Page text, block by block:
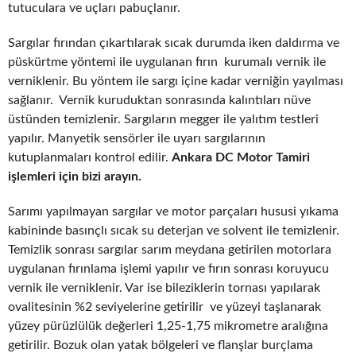
tutuculara ve uçları pabuçlanır.
Sargılar fırından çıkartılarak sıcak durumda iken daldırma ve
püskürtme yöntemi ile uygulanan fırın kurumalı vernik ile
verniklenir. Bu yöntem ile sargı içine kadar verniğin yayılması
sağlanır. Vernik kuruduktan sonrasında kalıntıları nüve
üstünden temizlenir. Sargıların megger ile yalıtım testleri
yapılır. Manyetik sensörler ile uyarı sargılarının
kutuplanmaları kontrol edilir. Ankara DC Motor Tamiri
işlemleri için bizi arayın.
Sarımı yapılmayan sargılar ve motor parçaları hususi yıkama
kabininde basınçlı sıcak su deterjan ve solvent ile temizlenir.
Temizlik sonrası sargılar sarım meydana getirilen motorlara
uygulanan fırınlama işlemi yapılır ve fırın sonrası koruyucu
vernik ile verniklenir. Var ise bileziklerin tornası yapılarak
ovalitesinin %2 seviyelerine getirilir ve yüzeyi taşlanarak
yüzey pürüzlülük değerleri 1,25-1,75 mikrometre aralığına
getirilir. Bozuk olan yatak bölgeleri ve flanşlar burçlama